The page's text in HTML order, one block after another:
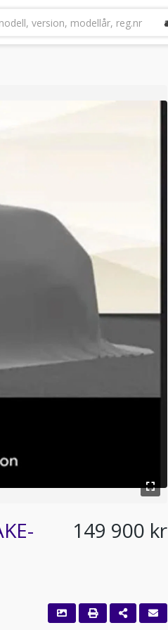
version, modellår, reg.nr
149 900 kr